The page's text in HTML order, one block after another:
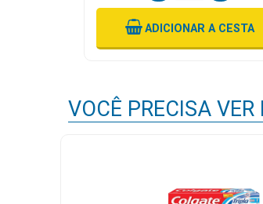
ADICIONAR A CESTA
VOCÊ PRECISA VER